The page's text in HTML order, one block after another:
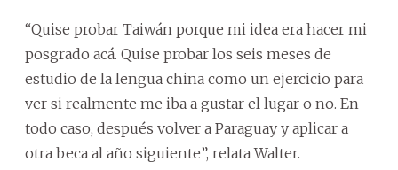
“Quise probar Taiwán porque mi idea era hacer mi
posgrado acá. Quise probar los seis meses de
estudio de la lengua china como un ejercicio para
ver si realmente me iba a gustar el lugar o no. En
todo caso, después volver a Paraguay y aplicar a
otra beca al año siguiente”, relata Walter.